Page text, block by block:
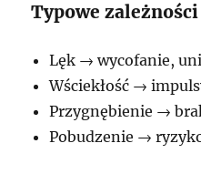
Typowe
Lęk → wycofanie,
Wściekłość →
Przygnębienie →
Pobudzenie →